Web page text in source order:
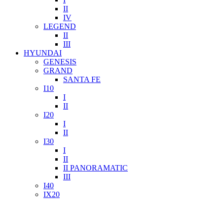
II
IV
LEGEND
II
III
HYUNDAI
GENESIS
GRAND
SANTA FE
I10
I
II
I20
I
II
I30
I
II
II PANORAMATIC
III
I40
IX20